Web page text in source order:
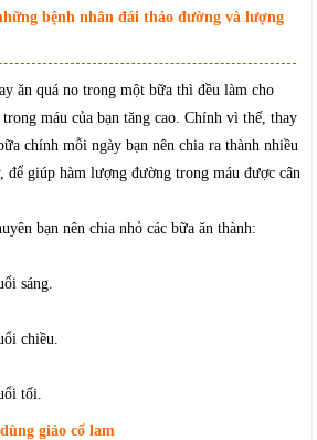
bệnh nhân đái tháo đường và lượng
ăn quá no trong một bữa thì đều làm cho
máu của bạn tăng cao. Chính vì thế, thay
chính mỗi ngày bạn nên chia ra thành nhiều
để giúp hàm lượng đường trong máu được cân
bạn nên chia nhỏ các bữa ăn thành:
sáng.
chiều.
tối.
giảo cổ lam